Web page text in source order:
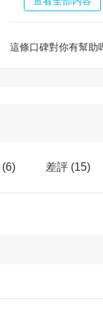
這條口碑對你有幫助
(6) 差評 (15)